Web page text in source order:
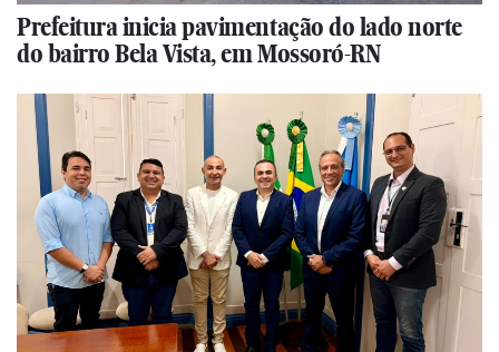
Prefeitura inicia pavimentação do lado norte
do bairro Bela Vista, em Mossoró-RN